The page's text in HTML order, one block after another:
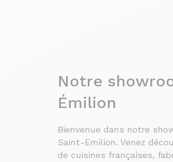
Notre
Émilion
Bienvenue dans notre
Saint-Emilion. Venez
de cuisines françaises,